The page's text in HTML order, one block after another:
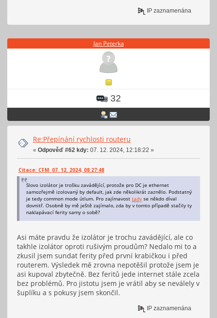
IP zaznamenána
Jan Peterka
32
Re:Přepínání rychlosti routeru
« Odpověď #62 kdy: 07. 12. 2024, 12:18:22 »
Citace: CFM 07. 12. 2024, 08:27:48
Slovo izolátor je trošku zavádějící, protože pro DC je ethernet
samozřejmě izolovaný by default, jak zde několikrát zaznělo. Podstatný
je tedy common mode útlum. Pro zajímavost tady se někdo díval
dovnitř. Osobně by mě ještě zajímalo, zda by v tomto případě stačily ty
naklapávací ferity samy o sobě?
Asi máte pravdu že izolátor je trochu zavádějící, ale co
takhle izolátor oproti rušivým proudům? Nedalo mi to a
zkusil jsem sundat ferity před první krabičkou i před
routerem. Výsledek mě zrovna nepotěšil protože jsem je
asi kupoval zbytečně. Bez feritů jede internet stále zcela
bez problémů. Pro jistotu jsem je vrátil aby se neválely v
šuplíku a s pokusy jsem skončil.
IP zaznamenána